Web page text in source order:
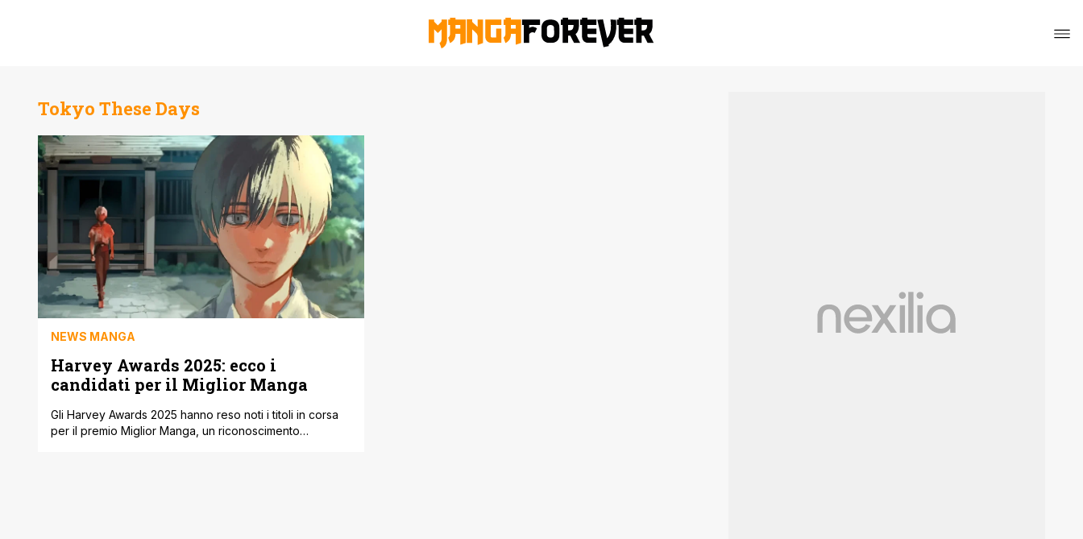
Tokyo These Days
NEWS MANGA
Harvey Awards 2025: ecco i
candidati per il Miglior Manga
Gli Harvey Awards 2025 hanno reso noti i titoli in corsa
per il premio Miglior Manga, un riconoscimento